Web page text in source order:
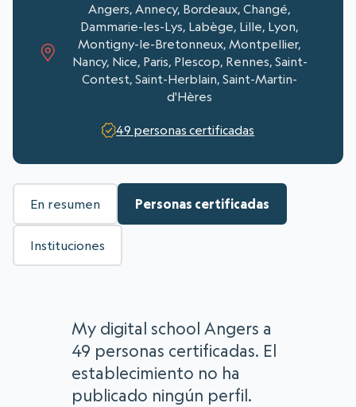
Angers, Annecy, Bordeaux, Changé,
Dammarie-les-Lys, Labège, Lille, Lyon,
Montigny-le-Bretonneux, Montpellier,
Nancy, Nice, Paris, Plescop, Rennes, Saint-
Contest, Saint-Herblain, Saint-Martin-
d'Hères
49 personas certificadas
En resumen Personas certificadas
Instituciones
My digital school Angers a
49 personas certificadas. El
establecimiento no ha
publicado ningún perfil.